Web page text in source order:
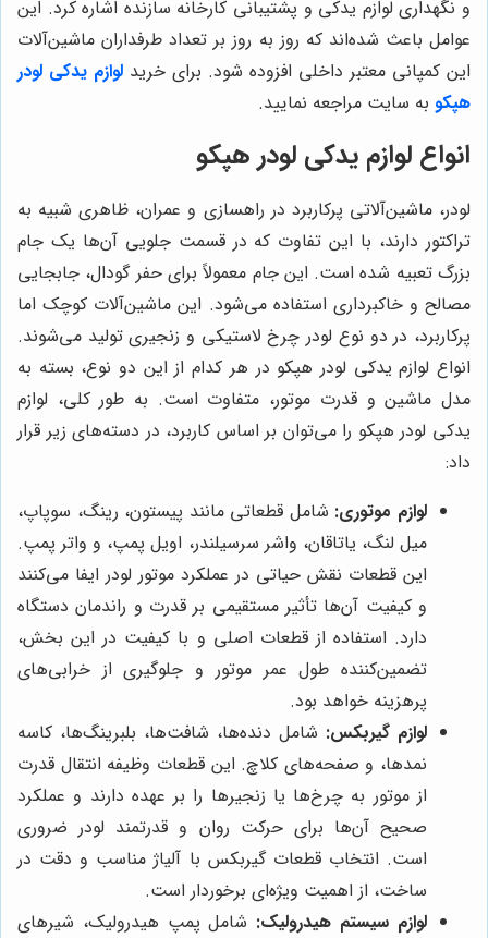
و نگهداری لوازم یدکی و پشتیبانی کارخانه سازنده اشاره کرد. این
عوامل باعث شده‌اند که روز به روز بر تعداد طرفداران ماشین‌آلات
این کمپانی معتبر داخلی افزوده شود. برای خرید لوازم یدکی لودر
هپکو به سایت مراجعه نمایید.
انواع لوازم یدکی لودر هپکو
لودر، ماشین‌آلاتی پرکاربرد در راهسازی و عمران، ظاهری شبیه به
تراکتور دارند، با این تفاوت که در قسمت جلویی آن‌ها یک جام
بزرگ تعبیه شده است. این جام معمولاً برای حفر گودال، جابجایی
مصالح و خاکبرداری استفاده می‌شود. این ماشین‌آلات کوچک اما
پرکاربرد، در دو نوع لودر چرخ لاستیکی و زنجیری تولید می‌شوند.
انواع لوازم یدکی لودر هپکو در هر کدام از این دو نوع، بسته به
مدل ماشین و قدرت موتور، متفاوت است. به طور کلی، لوازم
یدکی لودر هپکو را می‌توان بر اساس کاربرد، در دسته‌های زیر قرار
داد:
لوازم موتوری: شامل قطعاتی مانند پیستون، رینگ، سوپاپ،
میل لنگ، یاتاقان، واشر سرسیلندر، اویل پمپ، و واتر پمپ.
این قطعات نقش حیاتی در عملکرد موتور لودر ایفا می‌کنند
و کیفیت آن‌ها تأثیر مستقیمی بر قدرت و راندمان دستگاه
دارد. استفاده از قطعات اصلی و با کیفیت در این بخش،
تضمین‌کننده طول عمر موتور و جلوگیری از خرابی‌های
پرهزینه خواهد بود.
لوازم گیربکس: شامل دنده‌ها، شافت‌ها، بلبرینگ‌ها، کاسه
نمدها، و صفحه‌های کلاچ. این قطعات وظیفه انتقال قدرت
از موتور به چرخ‌ها یا زنجیرها را بر عهده دارند و عملکرد
صحیح آن‌ها برای حرکت روان و قدرتمند لودر ضروری
است. انتخاب قطعات گیربکس با آلیاژ مناسب و دقت در
ساخت، از اهمیت ویژه‌ای برخوردار است.
لوازم سیستم هیدرولیک: شامل پمپ هیدرولیک، شیرهای